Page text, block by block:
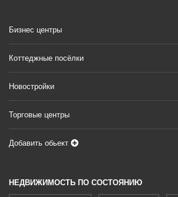
Бизнес центры
Коттеджные посёлки
Новостройки
Торговые центры
Добавить обьект
НЕДВИЖИМОСТЬ ПО СОСТОЯНИЮ